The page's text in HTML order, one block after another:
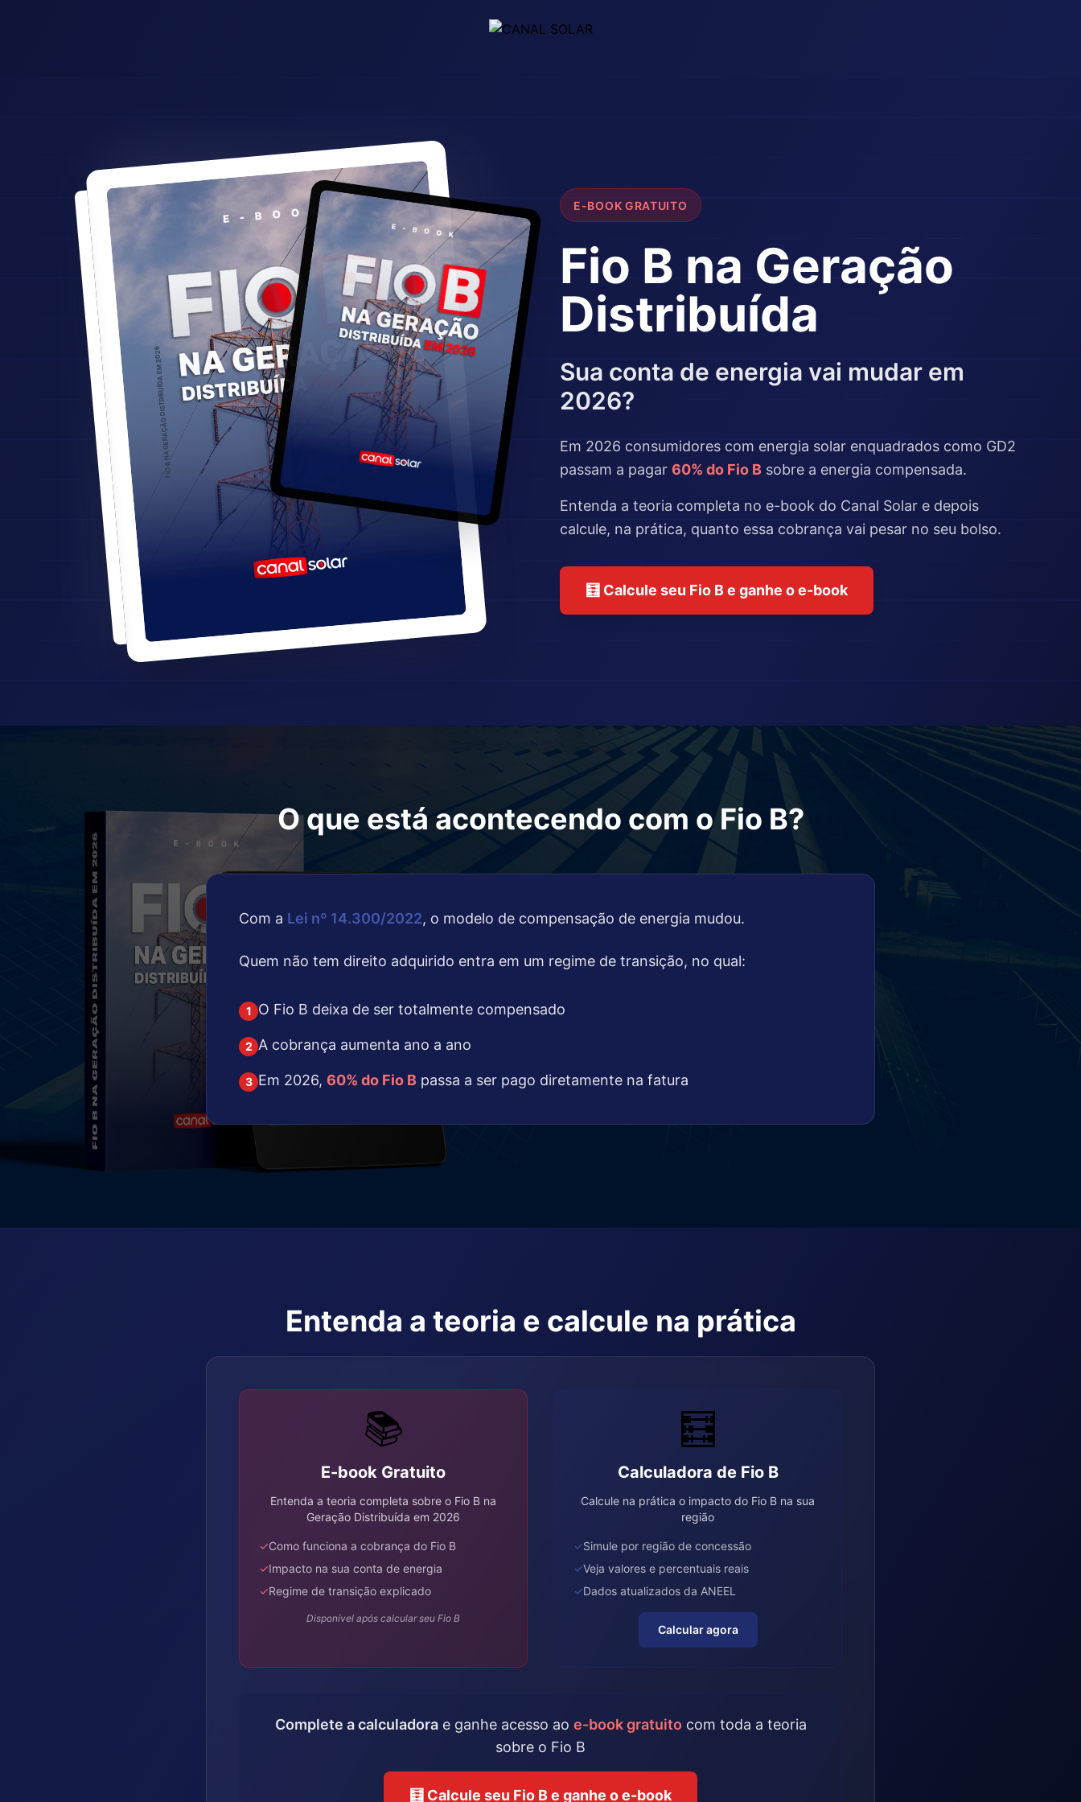
FIO B NA GERAÇÃO DISTRIBUÍDA EM 2026
E-BOOK GRATUITO
Fio B na Geração
Distribuída
Sua conta de energia vai mudar em
2026?
Em 2026 consumidores com energia solar enquadrados como GD2
passam a pagar 60% do Fio B sobre a energia compensada.
Entenda a teoria completa no e-book do Canal Solar e depois
calcule, na prática, quanto essa cobrança vai pesar no seu bolso.
🧮 Calcule seu Fio B e ganhe o e-book
O que está acontecendo com o Fio B?
Com a Lei nº 14.300/2022, o modelo de compensação de energia mudou.
Quem não tem direito adquirido entra em um regime de transição, no qual:
1 O Fio B deixa de ser totalmente compensado
2 A cobrança aumenta ano a ano
3 Em 2026, 60% do Fio B passa a ser pago diretamente na fatura
Entenda a teoria e calcule na prática
📚
E-book Gratuito
Entenda a teoria completa sobre o Fio B na
Geração Distribuída em 2026
✓Como funciona a cobrança do Fio B
✓Impacto na sua conta de energia
✓Regime de transição explicado
Disponível após calcular seu Fio B
🧮
Calculadora de Fio B
Calcule na prática o impacto do Fio B na sua
região
✓Simule por região de concessão
✓Veja valores e percentuais reais
✓Dados atualizados da ANEEL
Calcular agora
Complete a calculadorae ganhe acesso ao e-book gratuitocom toda a teoria
sobre o Fio B
🧮 Calcule seu Fio B e ganhe o e-book